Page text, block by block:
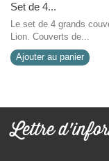
Set de 4...
Le set de 4 grands
Lion. Couverts de...
Ajouter au panier
Lettre